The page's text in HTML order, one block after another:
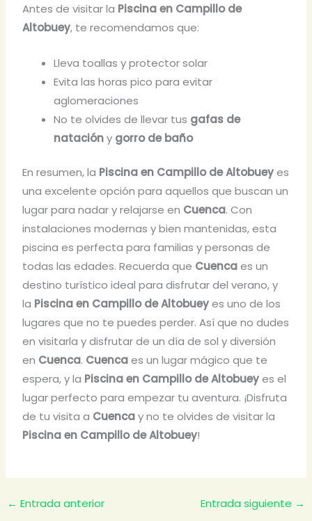
Antes de visitar la Piscina en Campillo de
Altobuey, te recomendamos que:
Lleva toallas y protector solar
Evita las horas pico para evitar
aglomeraciones
No te olvides de llevar tus gafas de
natacióny gorro de baño
En resumen, la Piscina en Campillo de Altobueyes
una excelente opción para aquellos que buscan un
lugar para nadar y relajarse en Cuenca. Con
instalaciones modernas y bien mantenidas, esta
piscina es perfecta para familias y personas de
todas las edades. Recuerda que Cuencaes un
destino turístico ideal para disfrutar del verano, y
la Piscina en Campillo de Altobueyes uno de los
lugares que no te puedes perder. Así que no dudes
en visitarla y disfrutar de un día de sol y diversión
en Cuenca. Cuencaes un lugar mágico que te
espera, y la Piscina en Campillo de Altobueyes el
lugar perfecto para empezar tu aventura. ¡Disfruta
de tu visita a Cuencay no te olvides de visitar la
Piscina en Campillo de Altobuey!
← Entrada anterior Entrada siguiente →